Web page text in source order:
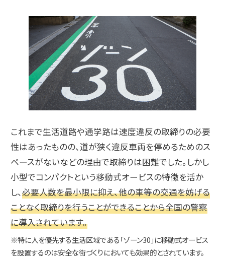
これまで生活道路や通学路は速度違反の取締りの必要
性はあったものの、道が狭く違反車両を停めるためのス
ペースがないなどの理由で取締りは困難でした。しかし
小型でコンパクトという移動式オービスの特徴を活か
し、必要人数を最小限に抑え、他の車等の交通を妨げる
ことなく取締りを行うことができることから全国の警察
に導入されています。
※特に人を優先する生活区域である「ゾーン30」に移動式オービス
を設置するのは安全な街づくりにおいても効果的とされています。